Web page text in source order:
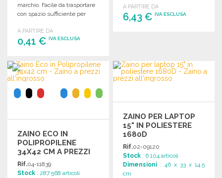
marchio. Facile da trasportare
con spazio sufficiente per
Dimensioni: 33 x 44 cm.
A PARTIRE DA
0,41 € IVA ESCLUSA
ORDINARE
Richiedi un preventivo
42 x 18 cm.
A PARTIRE DA
6,43 €IVA ESCLUSA
ZAINO ECO IN
POLIPROPILENE
34X42 CM A PREZZI
ALL'INGROSSO
Rif.04-11839
Stock : 287 568 articoli
ZAINO PER LAPTOP
15" IN POLIESTERE
1680D
Rif.02-09120
Stock : 6 104 articoli
Dimensioni : 46 x 33 x 14.5
cm